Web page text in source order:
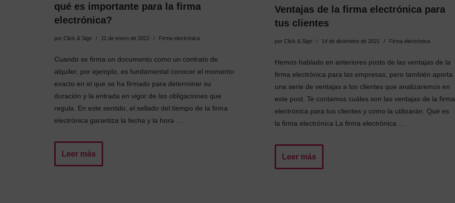
qué es importante para la firma
electrónica?
por Click & Sign 11 de enero de 2022 Firma electrónica
Cuando se firma un documento como un contrato de
alquiler, por ejemplo, es fundamental conocer el momento
exacto en el que se ha firmado para determinar su
duración y la entrada en vigor de las obligaciones que
regula. En este sentido, el sellado del tiempo de la firma
electrónica garantiza la fecha y la hora …
Leer más
Ventajas de la firma electrónica para
tus clientes
por Click & Sign 14 de diciembre de 2021 Firma electrónica
Hemos hablado en anteriores posts de las ventajas de la
firma electrónica para las empresas, pero también aporta
una serie de ventajas a los clientes que analizaremos en
este post. Te contamos cuáles son las ventajas de la firma
electrónica para tus clientes y como la utilizarán. Qué es
la firma electrónica La firma electrónica …
Leer más